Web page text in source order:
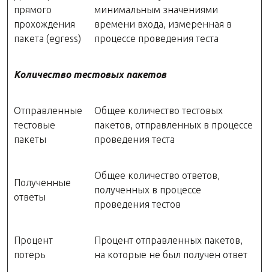
прямого
прохождения
пакета (egress)
минимальным значениями
времени входа, измеренная в
процессе проведения теста
Количество тестовых пакетов
Отправленные
тестовые
пакеты
Общее количество тестовых
пакетов, отправленных в процессе
проведения теста
Полученные
ответы
Общее количество ответов,
полученных в процессе
проведения тестов
Процент
потерь
Процент отправленных пакетов,
на которые не был получен ответ